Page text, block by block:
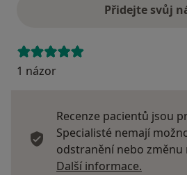
Přidejte svůj
1 názor
Recenze pacientů jsou
Specialisté nemají
odstranění nebo změnu
Další informace.